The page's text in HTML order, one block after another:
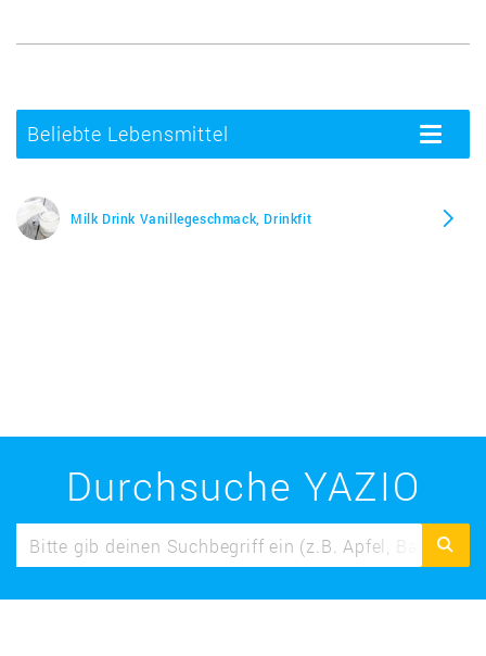
Beliebte Lebensmittel
Toggle
Milk Drink Vanillegeschmack, Drinkfit
Durchsuche YAZIO